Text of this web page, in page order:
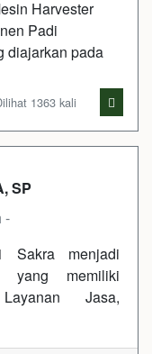
Harvester
Padi
diajarkan pada
1363 kali
SP
-
Sakra menjadi
yang memiliki
Jasa,